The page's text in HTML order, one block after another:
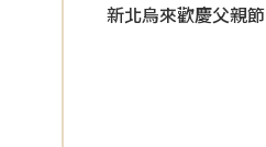
新北烏來歡慶父親